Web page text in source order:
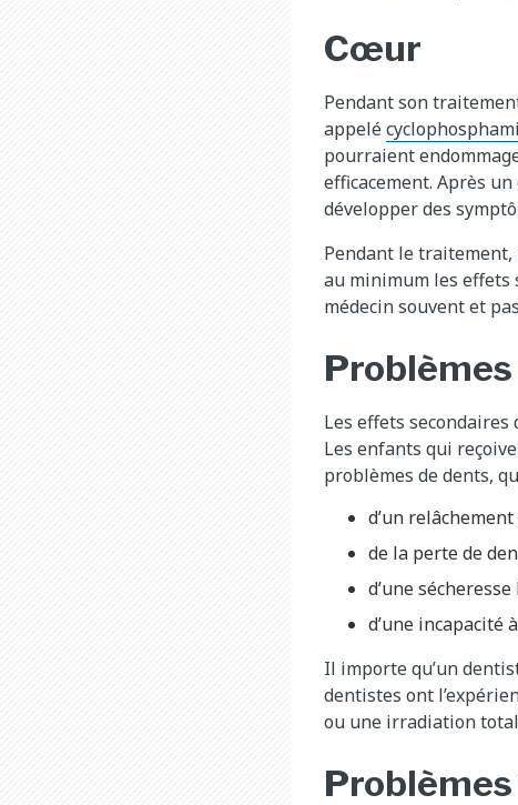
Cœur
Pendant son
appelé
pourraient
efficacement. Après
développer des
Pendant le
au minimum les effets
médecin souvent et
Les effets
Les enfants qui
problèmes de dents,
d’un
de la perte de
d’une sécheresse
d’une incapacité
Il importe qu’un
dentistes ont
ou une irradiation